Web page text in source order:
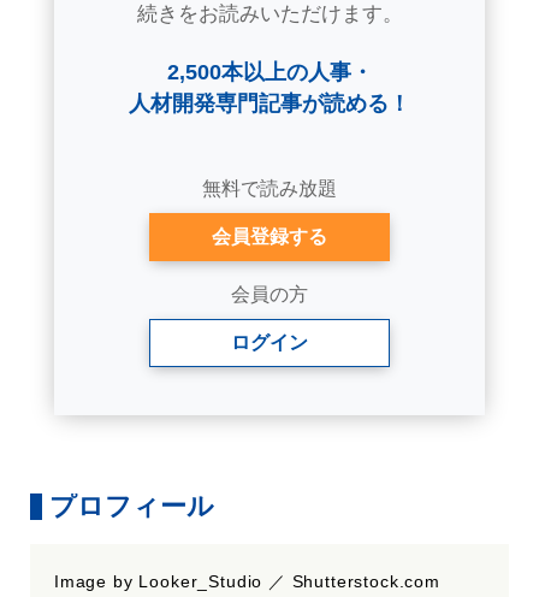
続きをお読みいただけます。
2,500本以上の人事・
人材開発専門記事が読める！
無料で読み放題
会員登録する
会員の方
ログイン
プロフィール
Image by Looker_Studio ／ Shutterstock.com